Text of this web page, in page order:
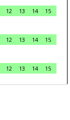
12 13 14
15
12 13 14
15
12 13 14
15